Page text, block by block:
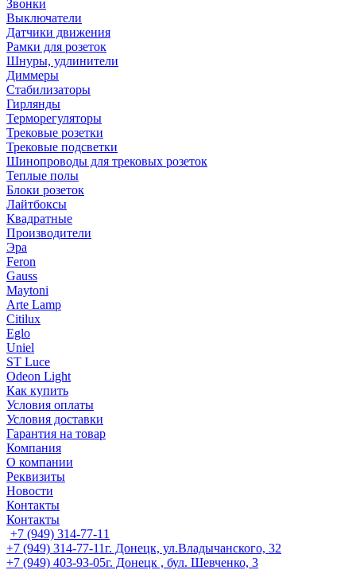
Звонки
Выключатели
Датчики движения
Рамки для розеток
Шнуры, удлинители
Диммеры
Стабилизаторы
Гирлянды
Терморегуляторы
Трековые розетки
Трековые подсветки
Шинопроводы для трековых розеток
Теплые полы
Блоки розеток
Лайтбоксы
Квадратные
Производители
Эра
Feron
Gauss
Maytoni
Arte Lamp
Citilux
Eglo
Uniel
ST Luce
Odeon Light
Как купить
Условия оплаты
Условия доставки
Гарантия на товар
Компания
О компании
Реквизиты
Новости
Контакты
Контакты
+7 (949) 314-77-11
+7 (949) 314-77-11г. Донецк, ул.Владычанского, 32
+7 (949) 403-93-05г. Донецк , бул. Шевченко, 3